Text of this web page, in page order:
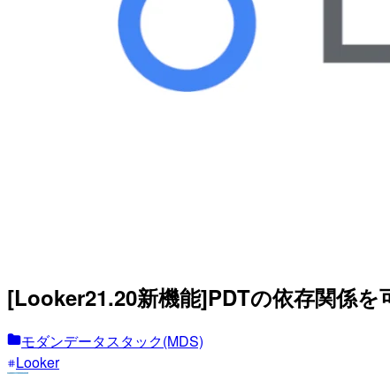
[Looker21.20新機能]PDTの依存関係
モダンデータスタック(MDS)
Looker